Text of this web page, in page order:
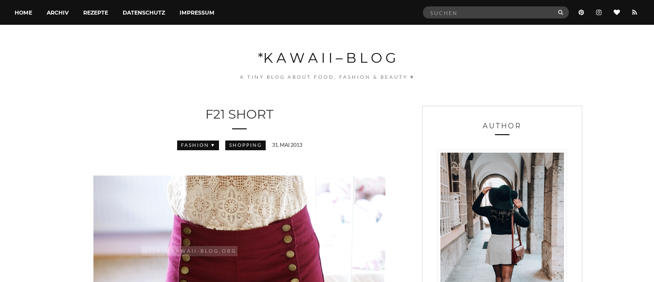
HOME ARCHIV REZEPTE DATENSCHUTZ IMPRESSUM
Suche
SUCHEN
*K A W A I I – B L O G
A TINY BLOG ABOUT FOOD, FASHION & BEAUTY ♥
F21 SHORT
FASHION ♥ SHOPPING 31. MAI 2013
AUTHOR